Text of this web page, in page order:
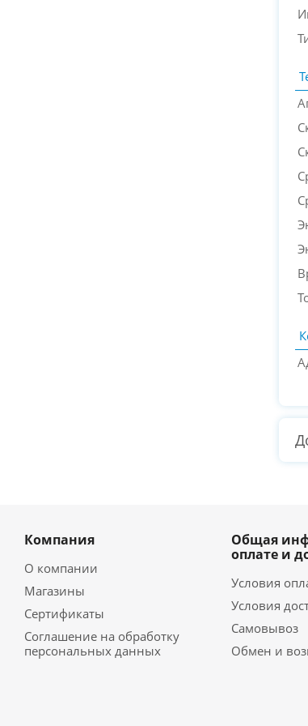
Компания
О компании
Магазины
Сертификаты
Соглашение на обработку
персональных данных
Общая
оплате и
Условия
Условия
Самовывоз
Обмен и